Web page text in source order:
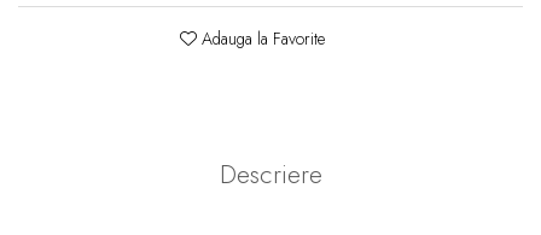
Adauga la Favorite
Descriere